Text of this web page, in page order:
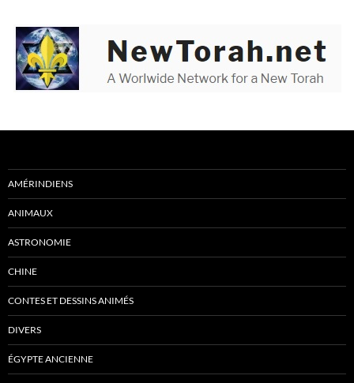
AMÉRINDIENS
ANIMAUX
ASTRONOMIE
CHINE
CONTES ET DESSINS ANIMÉS
DIVERS
ÉGYPTE ANCIENNE